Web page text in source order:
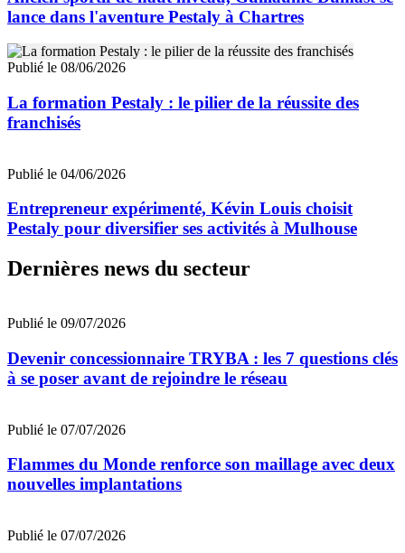
lance dans l'aventure Pestaly à Chartres
Publié le 08/06/2026
La formation Pestaly : le pilier de la réussite des
franchisés
Publié le 04/06/2026
Entrepreneur expérimenté, Kévin Louis choisit
Pestaly pour diversifier ses activités à Mulhouse
Dernières news du secteur
Publié le 09/07/2026
Devenir concessionnaire TRYBA : les 7 questions clés
à se poser avant de rejoindre le réseau
Publié le 07/07/2026
Flammes du Monde renforce son maillage avec deux
nouvelles implantations
Publié le 07/07/2026